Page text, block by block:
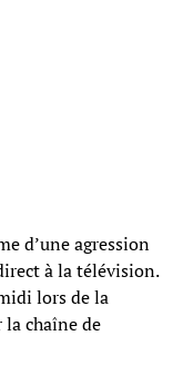
d’une agression
à la télévision.
lors de la
chaîne de